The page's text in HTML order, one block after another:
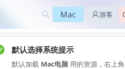
Mac 游客
默认选择系统提示
默认加载 Mac电脑 用的资源，右上角